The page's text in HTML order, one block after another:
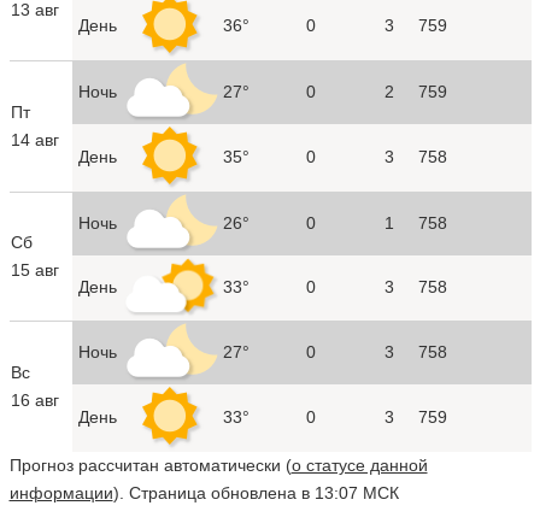
13 авг
День 36° 0 3 759
Пт
14 авг
Ночь 27° 0 2 759
День 35° 0 3 758
Сб
15 авг
Ночь 26° 0 1 758
День 33° 0 3 758
Вс
16 авг
Ночь 27° 0 3 758
День 33° 0 3 759
Прогноз рассчитан автоматически (о статусе данной
информации). Страница обновлена в 13:07 МСК